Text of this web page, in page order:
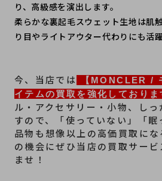
り、高級感を演出します。
柔らかな裏起毛スウェット生地は肌
り目やライトアウター代わりにも活
﻿今、当店では
【MONCLER /
イテムの買取を強化しておりま
ル・アクセサリー・小物、し
すので、「使っていない」「
品物も想像以上の高価買取に
の機会にぜひ当店の買取サー
ませ！